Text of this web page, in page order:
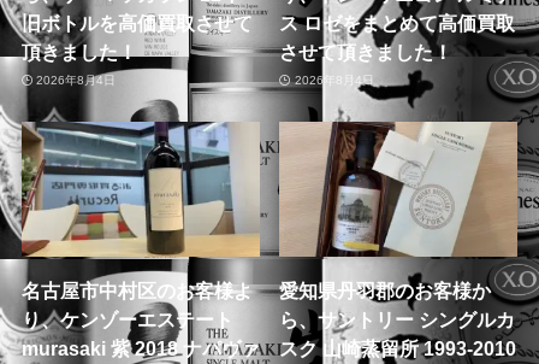
旧ボトルを高価買取させて
頂きました！
2026年8月4日
ス ロゼをまとめて高価買取
させて頂きました！
2026年8月4日
名古屋市中村区のお客様よ
り、ケンゾーエステート
murasaki 紫 2018 ナパヴァ
愛知県丹羽郡のお客様か
ら、サントリー シングルカ
スク 山崎蒸留所 1993-2010